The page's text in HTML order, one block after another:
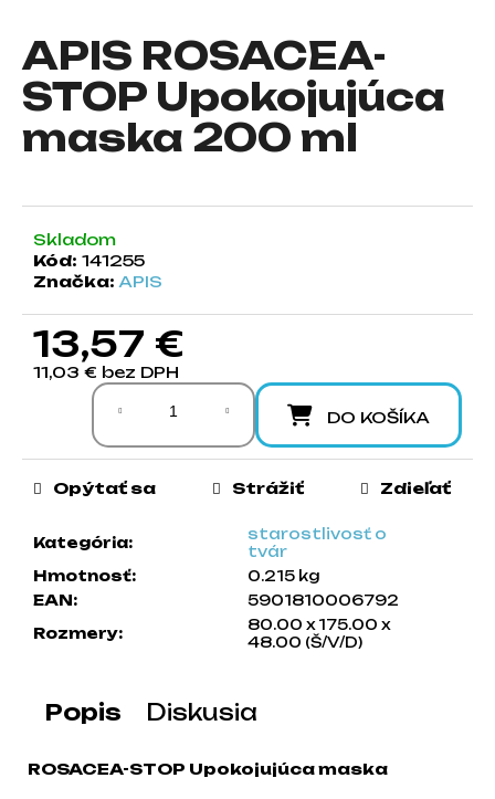
APIS ROSACEA-
STOP Upokojujúca
maska 200 ml
Skladom
Kód: 141255
Značka: APIS
13,57 €
11,03 € bez DPH
Jednotková cena:
DO KOŠÍKA
Kategória:
starostlivosť o
tvár
Hmotnosť:
0.215 kg
EAN:
5901810006792
Rozmery:
80.00 x 175.00 x
48.00 (Š/V/D)
Opýtať sa Strážiť Zdieľať
Popis Diskusia
ROSACEA-STOP Upokojujúca maska
j
s
ť
?
d
ú
č
m
e